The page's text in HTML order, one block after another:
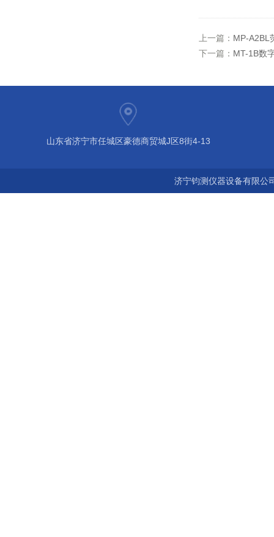
上一篇： MP-A2BL
下一篇： MT-1B数
山东省济宁市任城区豪德商贸城J区8街4-13
济宁钧测仪器设备有限